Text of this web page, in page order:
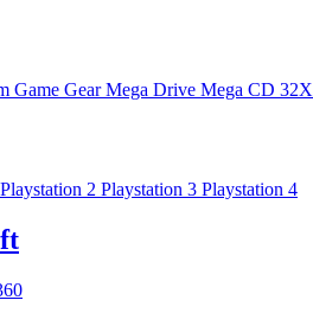
Game GearMega Drive Mega CD 32X
Playstation 2 Playstation 3 Playstation 4